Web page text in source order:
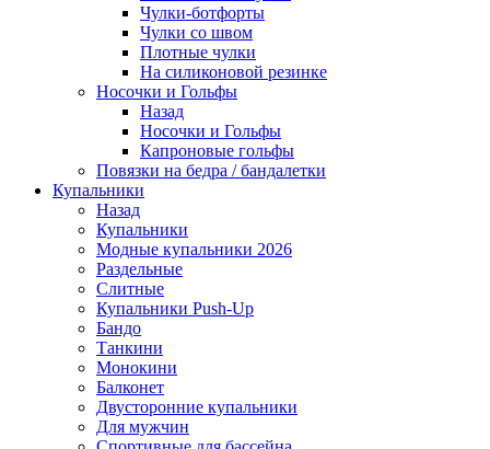
Чулки-ботфорты
Чулки со швом
Плотные чулки
На силиконовой резинке
Носочки и Гольфы
Назад
Носочки и Гольфы
Капроновые гольфы
Повязки на бедра / бандалетки
Купальники
Назад
Купальники
Модные купальники 2026
Раздельные
Слитные
Купальники Push-Up
Бандо
Танкини
Монокини
Балконет
Двусторонние купальники
Для мужчин